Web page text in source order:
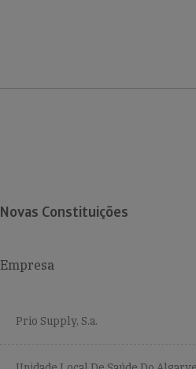
Novas Constituições
Empresa
Prio Supply, S.a.